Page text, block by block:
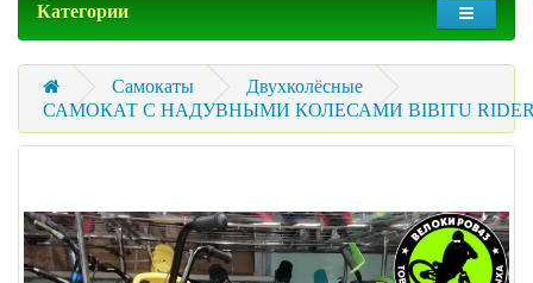
Категории
Самокаты
Двухколёсные
САМОКАТ С НАДУВНЫМИ КОЛЕСАМИ BIBITU